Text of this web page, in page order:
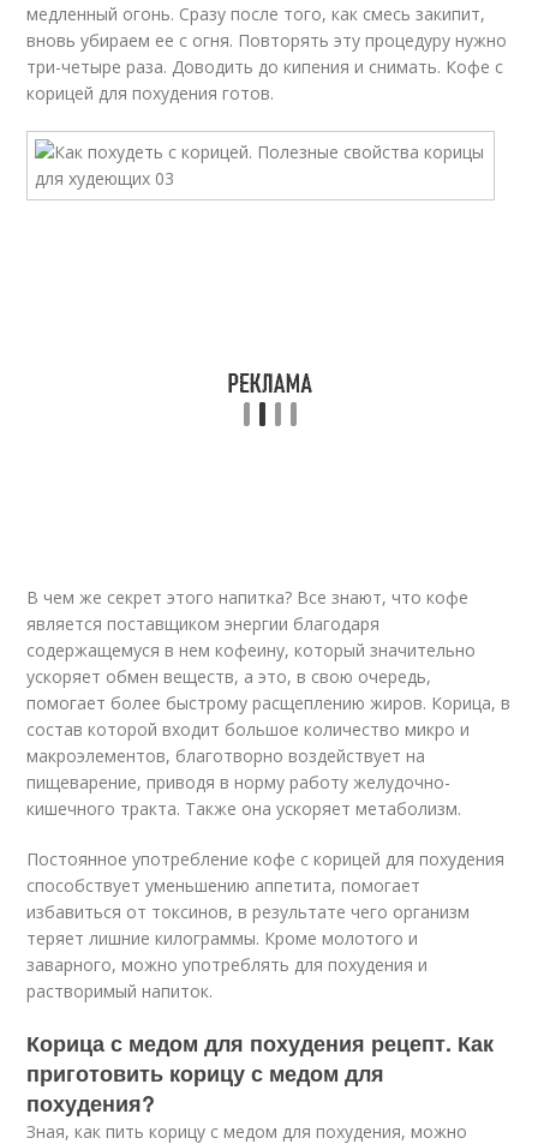
медленный огонь. Сразу после того, как смесь закипит,
вновь убираем ее с огня. Повторять эту процедуру нужно
три-четыре раза. Доводить до кипения и снимать. Кофе с
корицей для похудения готов.
В чем же секрет этого напитка? Все знают, что кофе
является поставщиком энергии благодаря
содержащемуся в нем кофеину, который значительно
ускоряет обмен веществ, а это, в свою очередь,
помогает более быстрому расщеплению жиров. Корица, в
состав которой входит большое количество микро и
макроэлементов, благотворно воздействует на
пищеварение, приводя в норму работу желудочно-
кишечного тракта. Также она ускоряет метаболизм.
Постоянное употребление кофе с корицей для похудения
способствует уменьшению аппетита, помогает
избавиться от токсинов, в результате чего организм
теряет лишние килограммы. Кроме молотого и
заварного, можно употреблять для похудения и
растворимый напиток.
Корица с медом для похудения рецепт. Как
приготовить корицу с медом для
похудения?
Зная, как пить корицу с медом для похудения, можно